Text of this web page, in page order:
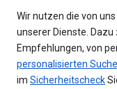
Wir nutzen die von
unserer Dienste.
Empfehlungen, von
personalisierten
im Sicherheitscheck